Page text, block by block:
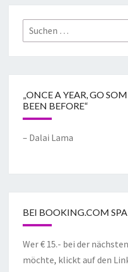
„ONCE A YEAR, GO
BEEN BEFORE“
– Dalai Lama
BEI BOOKING.COM
Wer € 15.- bei der
möchte, klickt auf den